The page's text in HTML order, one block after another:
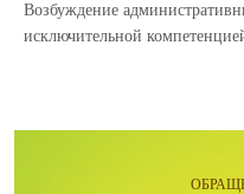
Возбуждение
исключительной